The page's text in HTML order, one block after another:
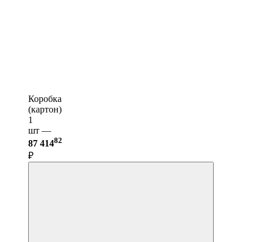
Коробка
(картон)
1
шт —
87 41482
₽